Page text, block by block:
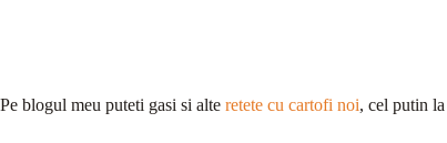
Pe blogul meu puteti gasi si alte retete cu cartofi noi, cel putin la